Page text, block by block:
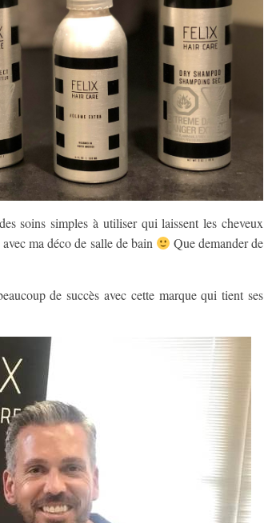
soins simples à utiliser qui laissent les cheveux
ma déco de salle de bain
Que demander de
de succès avec cette marque qui tient ses